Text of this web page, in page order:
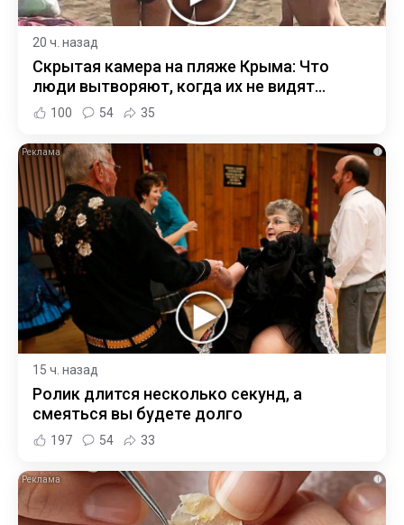
20 ч. назад
Скрытая камера на пляже Крыма: Что
люди вытворяют, когда их не видят...
100 54 35
i
15 ч. назад
Ролик длится несколько секунд, а
смеяться вы будете долго
197 54 33
i